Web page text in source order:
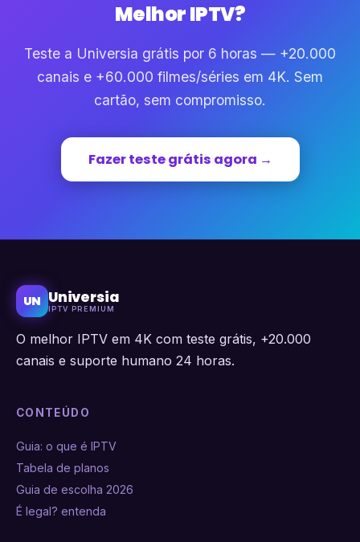
Melhor IPTV?
Teste a Universia grátis por 6 horas — +20.000
canais e +60.000 filmes/séries em 4K. Sem
cartão, sem compromisso.
Fazer teste grátis agora →
UN Universia
IPTV PREMIUM
O melhor IPTV em 4K com teste grátis, +20.000
canais e suporte humano 24 horas.
CONTEÚDO
Guia: o que é IPTV
Tabela de planos
Guia de escolha 2026
É legal? entenda